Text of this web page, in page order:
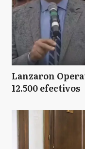
Lanzaron
12.500 efectivos